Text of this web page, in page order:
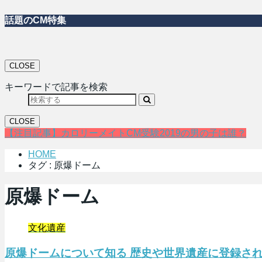
話題のCM特集
CLOSE
キーワードで記事を検索
CLOSE
【注目記事】カロリーメイトCM受験2019の男の子は誰？
HOME
タグ : 原爆ドーム
原爆ドーム
文化遺産
原爆ドームについて知る 歴史や世界遺産に登録さ